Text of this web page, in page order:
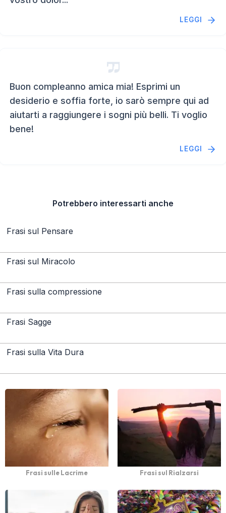
LEGGI
Buon compleanno amica mia! Esprimi un
desiderio e soffia forte, io sarò sempre qui ad
aiutarti a raggiungere i sogni più belli. Ti voglio
bene!
LEGGI
Potrebbero interessarti anche
Frasi sul Pensare
Frasi sul Miracolo
Frasi sulla compressione
Frasi Sagge
Frasi sulla Vita Dura
Frasi sulle Lacrime Frasi sul Rialzarsi